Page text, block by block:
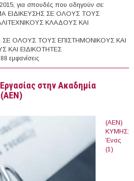
για σπουδές που οδηγούν σε:
ΕΙΔΙΚΕΥΣΗΣ ΣΕ ΟΛΟΥΣ ΤΟΥΣ
ΚΛΑΔΟΥΣ ΚΑΙ
ΟΛΟΥΣ ΤΟΥΣ ΕΠΙΣΤΗΜΟΝΙΚΟΥΣ ΚΑΙ
ΚΑΙ ΕΙΔΙΚΟΤΗΤΕΣ
& Διδακτορικές Υποτροφίες από το
Ωνάση, Ελλάδα (2015-2016)
εμφανίσεις
στην Ακαδημία
(ΑΕΝ)
(ΑΕΝ)
ΚΥΜΗΣ:
Ένας
(1)